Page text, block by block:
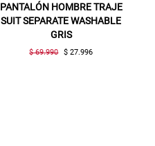
PANTALÓN HOMBRE TRAJE
SUIT SEPARATE WASHABLE
GRIS
$ 69.990 $ 27.996